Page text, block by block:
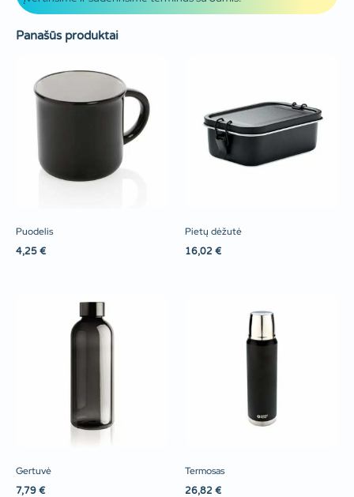
Panašūs produktai
Puodelis
4,25 €
Pietų dėžutė
16,02 €
Gertuvė
7,79 €
Termosas
26,82 €